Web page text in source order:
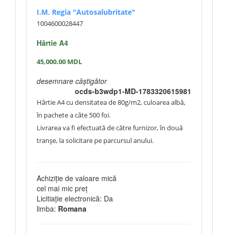
I.M. Regia "Autosalubritate"
1004600028447
Hârtie A4
45,000.00 MDL
desemnare câștigător
ocds-b3wdp1-MD-1783320615981
Hârtie A4 cu densitatea de 80g/m2, culoarea albă,
în pachete a câte 500 foi.
Livrarea va fi efectuată de către furnizor, în două
tranșe, la solicitare pe parcursul anului.
Achiziție de valoare mică
cel mai mic preț
Licitiație electronică: Da
limba: Romana